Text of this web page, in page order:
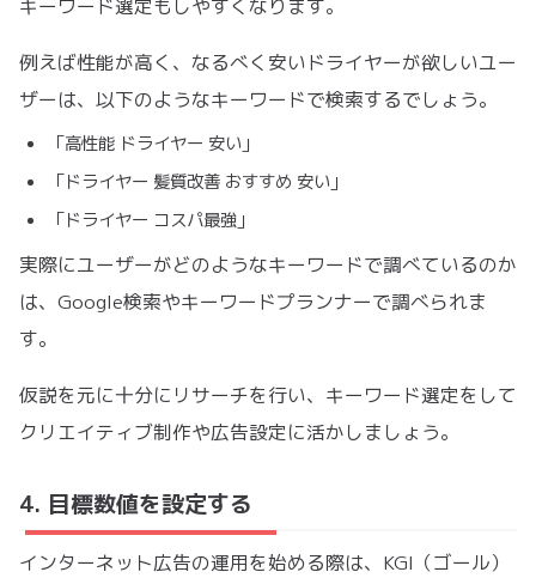
キーワード選定もしやすくなります。
例えば性能が高く、なるべく安いドライヤーが欲しいユー
ザーは、以下のようなキーワードで検索するでしょう。
「高性能 ドライヤー 安い」
「ドライヤー 髪質改善 おすすめ 安い」
「ドライヤー コスパ最強」
実際にユーザーがどのようなキーワードで調べているのか
は、Google検索やキーワードプランナーで調べられま
す。
仮説を元に十分にリサーチを行い、キーワード選定をして
クリエイティブ制作や広告設定に活かしましょう。
4. 目標数値を設定する
インターネット広告の運用を始める際は、KGI（ゴール）